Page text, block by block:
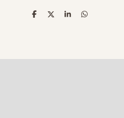
D
D
S
D